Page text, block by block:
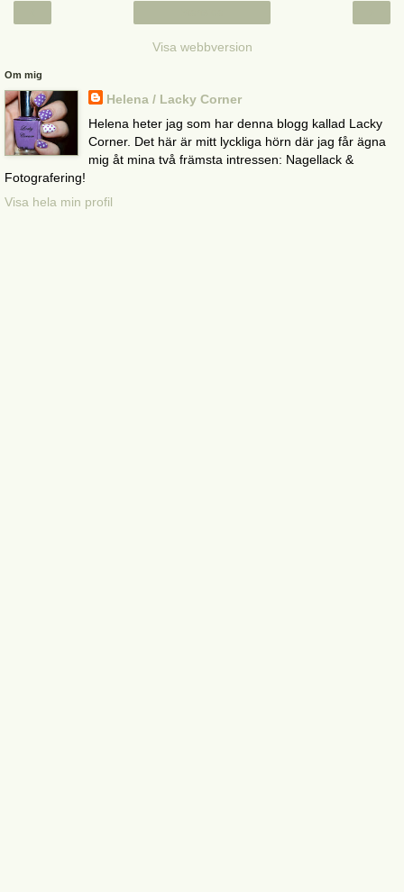
Visa webbversion
Om mig
Helena / Lacky Corner
Helena heter jag som har denna blogg kallad Lacky
Corner. Det här är mitt lyckliga hörn där jag får ägna
mig åt mina två främsta intressen: Nagellack &
Fotografering!
Visa hela min profil